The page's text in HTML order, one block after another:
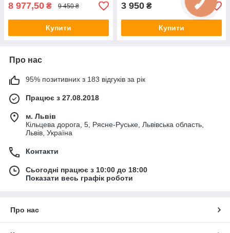
8 977,50 ₴ 9 450 ₴
Купити
3 950 ₴
Купити
Про нас
95% позитивних з 183 відгуків за рік
Працює з 27.08.2018
м. Львів
Кільцева дорога, 5, Рясне-Руське, Львівська область,
Львів, Україна
Контакти
Сьогодні працює з 10:00 до 18:00
Показати весь графік роботи
Про нас